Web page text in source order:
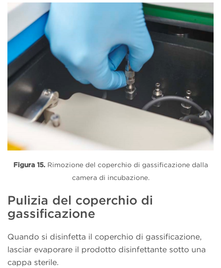
Figura 15. Rimozione del coperchio di gassificazione dalla
camera di incubazione.
Pulizia del coperchio di
gassificazione
Quando si disinfetta il coperchio di gassificazione,
lasciar evaporare il prodotto disinfettante sotto una
cappa sterile.